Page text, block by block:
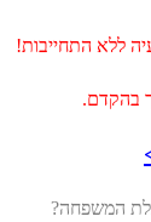
ללא התחייבות!
בהקדם.
המשפחה?